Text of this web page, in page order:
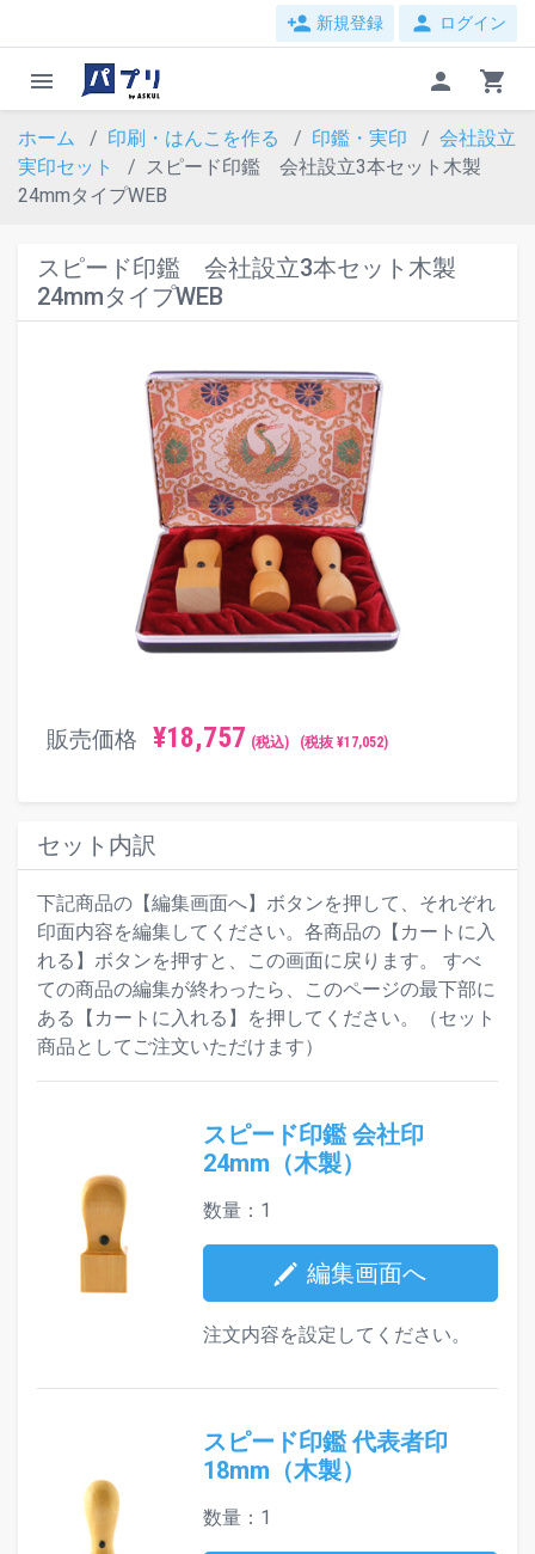
person_add 新規登録 person ログイン
menu person shopping_cart
ホーム 印刷・はんこを作る 印鑑・実印
会社設立
実印セット
スピード印鑑 会社設立3本セット木製
24mmタイプWEB
スピード印鑑 会社設立3本セット木製
24mmタイプWEB
販売価格 ¥18,757 (税込) (税抜 ¥17,052)
セット内訳
下記商品の【編集画面へ】ボタンを押して、それぞれ
印面内容を編集してください。各商品の【カートに入
れる】ボタンを押すと、この画面に戻ります。 すべ
ての商品の編集が終わったら、このページの最下部に
ある【カートに入れる】を押してください。（セット
商品としてご注文いただけます）
スピード印鑑 会社印
24mm（木製）
数量：1
編集画面へ
注文内容を設定してください。
スピード印鑑 代表者印
18mm（木製）
数量：1